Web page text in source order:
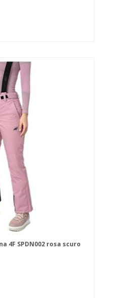
4F SPDN002 rosa scuro